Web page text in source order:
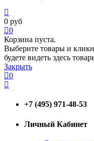
0 руб
0
Корзина пуста.
Выберите товары и
будете видеть здесь
Закрыть
0
+7 (495) 971-48-53
Личный Кабинет